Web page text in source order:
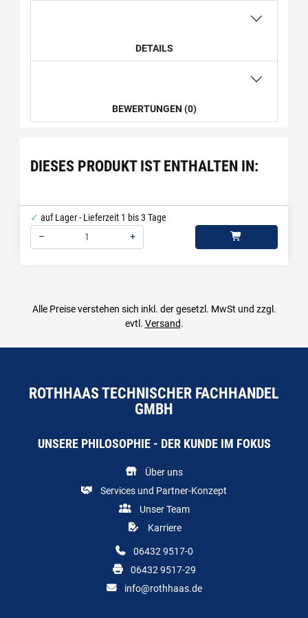
DETAILS
BEWERTUNGEN (0)
DIESES PRODUKT IST ENTHALTEN IN:
auf Lager - Lieferzeit 1 bis 3 Tage
–
+
Alle Preise verstehen sich inkl. der gesetzl. MwSt und zzgl.
evtl. Versand.
ROTHHAAS TECHNISCHER FACHHANDEL
GMBH
UNSERE PHILOSOPHIE - DER KUNDE IM FOKUS
Über uns
Services und Partner-Konzept
Unser Team
Karriere
06432 9517-0
06432 9517-29
info@rothhaas.de